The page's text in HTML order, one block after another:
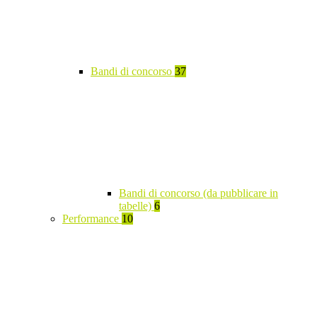
Bandi di concorso 37
Bandi di concorso (da pubblicare in
tabelle) 6
Performance 10